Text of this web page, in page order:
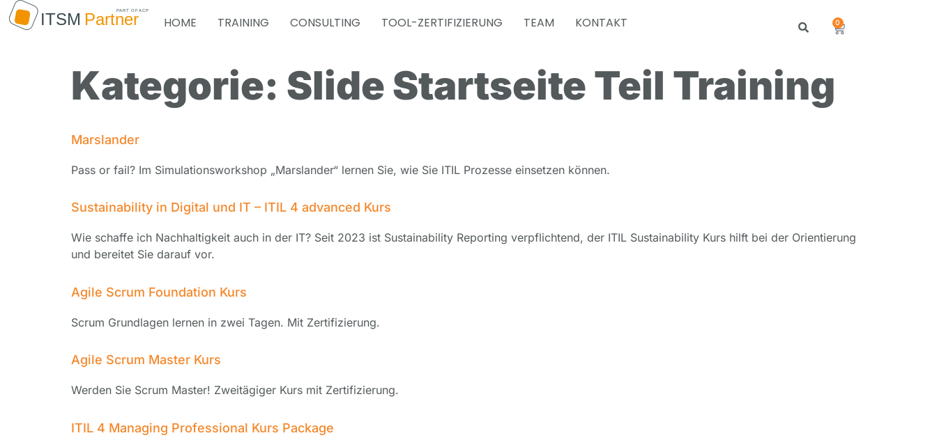
HOME TRAINING CONSULTING TOOL-ZERTIFIZIERUNG TEAM KONTAKT 0
Kategorie: Slide Startseite Teil Training
Marslander
Pass or fail? Im Simulationsworkshop „Marslander“ lernen Sie, wie Sie ITIL Prozesse einsetzen können.
Sustainability in Digital und IT – ITIL 4 advanced Kurs
Wie schaffe ich Nachhaltigkeit auch in der IT? Seit 2023 ist Sustainability Reporting verpflichtend, der ITIL Sustainability Kurs hilft bei der Orientierung
und bereitet Sie darauf vor.
Agile Scrum Foundation Kurs
Scrum Grundlagen lernen in zwei Tagen. Mit Zertifizierung.
Agile Scrum Master Kurs
Werden Sie Scrum Master! Zweitägiger Kurs mit Zertifizierung.
ITIL 4 Managing Professional Kurs Package